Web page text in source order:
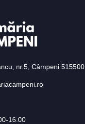
nr.5, Câmpeni 515500
16.00